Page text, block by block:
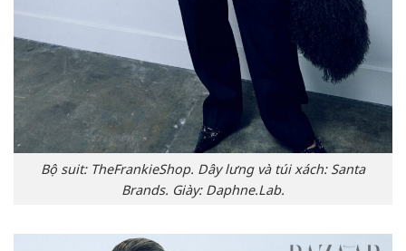
Bộ suit: TheFrankieShop. Dây lưng và túi xách: Santa
Brands. Giày: Daphne.Lab.